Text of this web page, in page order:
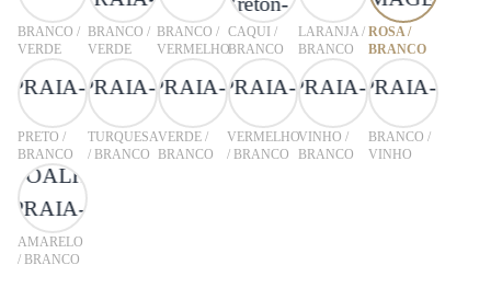
BRANCO /
VERDE
BRANCO /
VERDE
BRANCO /
VERMELHO
CAQUI /
BRANCO
LARANJA /
BRANCO
ROSA /
BRANCO
PRETO /
BRANCO
TURQUESA
/ BRANCO
VERDE /
BRANCO
VERMELHO
/ BRANCO
VINHO /
BRANCO
BRANCO /
VINHO
AMARELO
/ BRANCO